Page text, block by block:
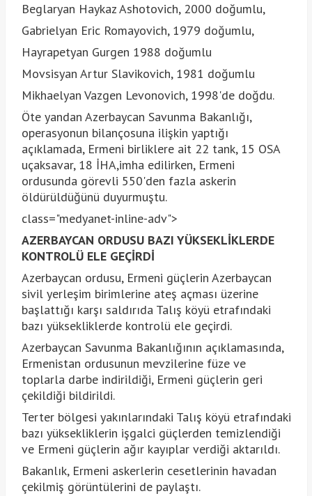
Beglaryan Haykaz Ashotovich, 2000 doğumlu,
Gabrielyan Eric Romayovich, 1979 doğumlu,
Hayrapetyan Gurgen 1988 doğumlu
Movsisyan Artur Slavikovich, 1981 doğumlu
Mikhaelyan Vazgen Levonovich, 1998'de doğdu.
Öte yandan Azerbaycan Savunma Bakanlığı,
operasyonun bilançosuna ilişkin yaptığı
açıklamada, Ermeni birliklere ait 22 tank, 15 OSA
uçaksavar, 18 İHA,imha edilirken, Ermeni
ordusunda görevli 550'den fazla askerin
öldürüldüğünü duyurmuştu.
class="medyanet-inline-adv">
AZERBAYCAN ORDUSU BAZI YÜKSEKLİKLERDE
KONTROLÜ ELE GEÇİRDİ
Azerbaycan ordusu, Ermeni güçlerin Azerbaycan
sivil yerleşim birimlerine ateş açması üzerine
başlattığı karşı saldırıda Talış köyü etrafındaki
bazı yüksekliklerde kontrolü ele geçirdi.
Azerbaycan Savunma Bakanlığının açıklamasında,
Ermenistan ordusunun mevzilerine füze ve
toplarla darbe indirildiği, Ermeni güçlerin geri
çekildiği bildirildi.
Terter bölgesi yakınlarındaki Talış köyü etrafındaki
bazı yüksekliklerin işgalci güçlerden temizlendiği
ve Ermeni güçlerin ağır kayıplar verdiği aktarıldı.
Bakanlık, Ermeni askerlerin cesetlerinin havadan
çekilmiş görüntülerini de paylaştı.